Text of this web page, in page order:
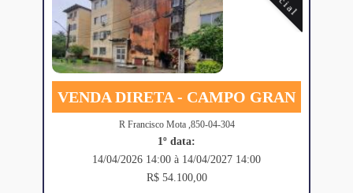
VENDA DIRETA - CAMPO GRAN
R Francisco Mota ,850-04-304
1º data:
14/04/2026 14:00 à 14/04/2027 14:00
R$ 54.100,00